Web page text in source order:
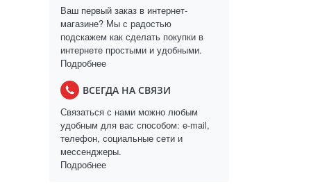
Ваш первый заказ в интернет-
магазине? Мы с радостью
подскажем как сделать покупки в
интернете простыми и удобными.
Подробнее
ВСЕГДА НА СВЯЗИ
Связаться с нами можно любым
удобным для вас способом: e-mail,
телефон, социальные сети и
мессенджеры.
Подробнее